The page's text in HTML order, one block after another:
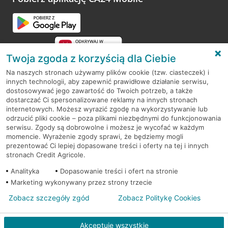
RODO
Regulamin serwisu
Mapa serwisu
PolitykaCookies
© 2026 Credit Agricole Bank Polska S.A. Wszelkie prawa zastrzeżone
Twoja zgoda z korzyścią dla Ciebie
Na naszych stronach używamy plików cookie (tzw. ciasteczek) i
innych technologii, aby zapewnić prawidłowe działanie serwisu,
dostosowywać jego zawartość do Twoich potrzeb, a także
dostarczać Ci spersonalizowane reklamy na innych stronach
internetowych. Możesz wyrazić zgodę na wykorzystywanie lub
odrzucić pliki cookie – poza plikami niezbędnymi do funkcjonowania
serwisu. Zgody są dobrowolne i możesz je wycofać w każdym
momencie. Wyrażenie zgody sprawi, że będziemy mogli
prezentować Ci lepiej dopasowane treści i oferty na tej i innych
stronach Credit Agricole.
Analityka
Dopasowanie treści i ofert na stronie
Marketing wykonywany przez strony trzecie
Akceptuję wszystkie
Zobacz szczegóły zgód Zobacz Politykę Cookies